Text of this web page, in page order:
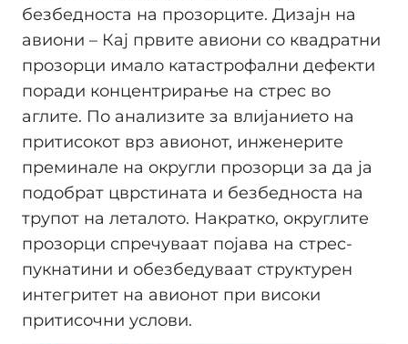
безбедноста на прозорците. Дизајн на
авиони – Кај првите авиони со квадратни
прозорци имало катастрофални дефекти
поради концентрирање на стрес во
аглите. По анализите за влијанието на
притисокот врз авионот, инженерите
преминале на округли прозорци за да ја
подобрат цврстината и безбедноста на
трупот на леталото. Накратко, округлите
прозорци спречуваат појава на стрес-
пукнатини и обезбедуваат структурен
интегритет на авионот при високи
притисочни услови.